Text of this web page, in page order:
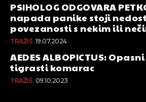
PSIHOLOG ODGOVARA
napada panike stoji
povezanosti s nekim ili
TRAŽIŠ 19.07.2024
AEDES ALBOPICTUS:
tigrasti komarac
TRAŽIŠ 09.10.2023